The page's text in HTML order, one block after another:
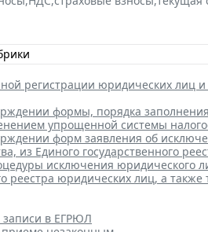
регистрации юридических лиц
формы, порядка
упрощенной системы
форм заявления об
из Единого государственного
исключения юридического
реестра юридических лиц, а
записи в ЕГРЮЛ